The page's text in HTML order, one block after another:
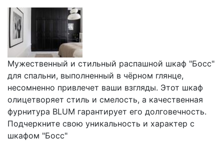
Мужественный и стильный распашной шкаф "Босс"
для спальни, выполненный в чёрном глянце,
несомненно привлечет ваши взгляды. Этот шкаф
олицетворяет стиль и смелость, а качественная
фурнитура BLUM гарантирует его долговечность.
Подчеркните свою уникальность и характер с
шкафом "Босс"